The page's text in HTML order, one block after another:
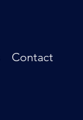
Contact